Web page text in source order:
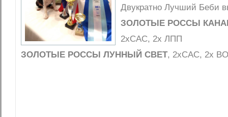
Двукратно Лучший Беби
ЗОЛОТЫЕ РОССЫ
2хСАС, 2х ЛПП
ЗОЛОТЫЕ РОССЫ ЛУННЫЙ СВЕТ, 2хСАС, 2х